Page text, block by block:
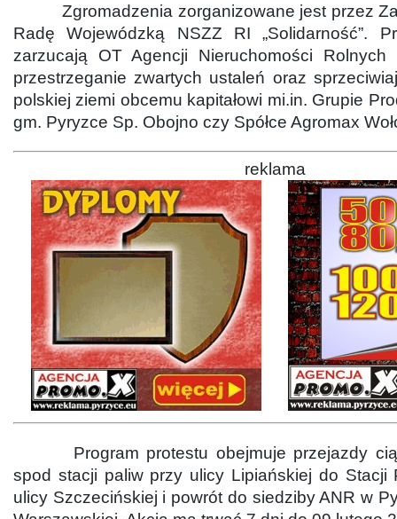
Zgromadzenia zorganizowane jest przez
Radę Wojewódzką NSZZ RI „Solidarność”.
zarzucają OT Agencji Nieruchomości
przestrzeganie zwartych ustaleń oraz
polskiej ziemi obcemu kapitałowi mi.in. Grupie
gm. Pyryzce Sp. Obojno czy Spółce Agromax
reklama
Program protestu obejmuje przejazdy
spod stacji paliw przy ulicy Lipiańskiej do Stacji
ulicy Szczecińskiej i powrót do siedziby ANR w